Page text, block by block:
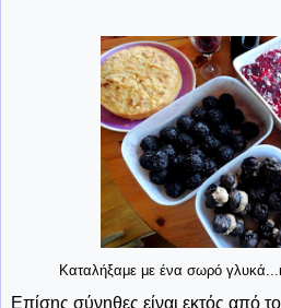
Καταλήξαμε με ένα σωρό
Επίσης σύνηθες είναι εκτός από